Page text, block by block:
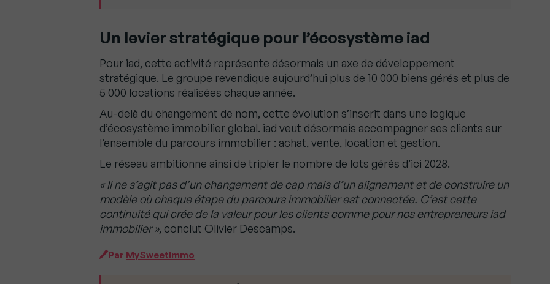
Un levier stratégique pour l’écosystème iad
Pour iad, cette activité représente désormais un axe de développement
stratégique. Le groupe revendique aujourd’hui plus de 10 000 biens gérés et plus de
5 000 locations réalisées chaque année.
Au-delà du changement de nom, cette évolution s’inscrit dans une logique
d’écosystème immobilier global. iad veut désormais accompagner ses clients sur
l’ensemble du parcours immobilier : achat, vente, location et gestion.
Le réseau ambitionne ainsi de tripler le nombre de lots gérés d’ici 2028.
« Il ne s’agit pas d’un changement de cap mais d’un alignement et de construire un
modèle où chaque étape du parcours immobilier est connectée. C’est cette
continuité qui crée de la valeur pour les clients comme pour nos entrepreneurs iad
immobilier », conclut Olivier Descamps.
Par MySweetImmo